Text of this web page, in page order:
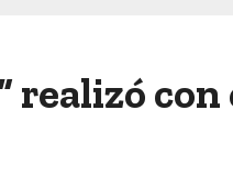
realizó